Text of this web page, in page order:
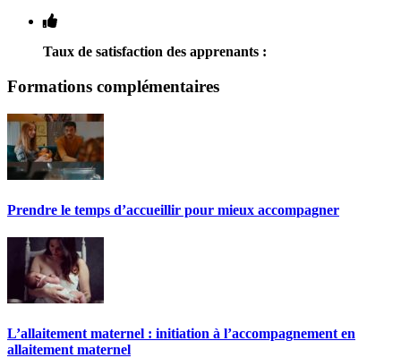
Taux de satisfaction des apprenants :
Formations complémentaires
Prendre le temps d’accueillir pour mieux accompagner
L’allaitement maternel : initiation à l’accompagnement en
allaitement maternel